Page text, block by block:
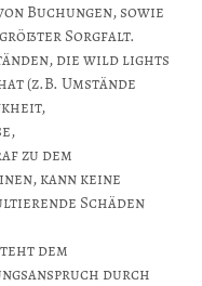
Buchungen, sowie
Sorgfalt.
die wild lights
(z.B. Umstände
zu dem
kann keine
Schäden
dem
durch